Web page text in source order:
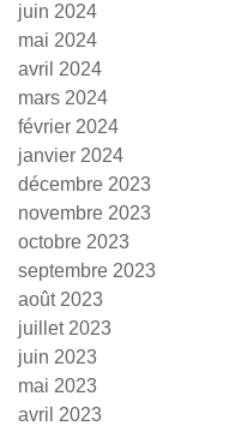
juin 2024
mai 2024
avril 2024
mars 2024
février 2024
janvier 2024
décembre 2023
novembre 2023
octobre 2023
septembre 2023
août 2023
juillet 2023
juin 2023
mai 2023
avril 2023